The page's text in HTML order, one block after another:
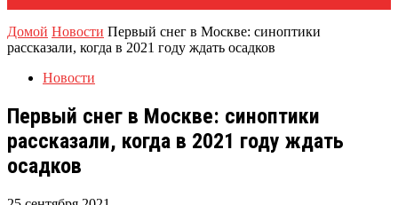
Домой Новости Первый снег в Москве: синоптики
рассказали, когда в 2021 году ждать осадков
Новости
Первый снег в Москве: синоптики
рассказали, когда в 2021 году ждать
осадков